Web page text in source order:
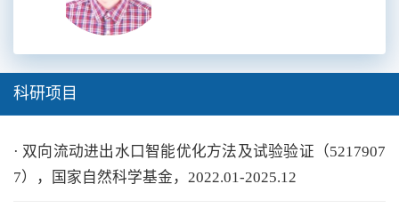
科研项目
· 双向流动进出水口智能优化方法及试验验证（5217907
7），国家自然科学基金，2022.01-2025.12